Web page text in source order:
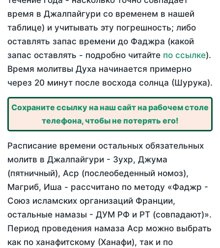
время в Джалпайгури со временем в нашей
таблице) и учитывать эту погрешность; либо
оставлять запас времени до Фаджра (какой
запас оставлять - подробно читайте по ссылке).
Время молитвы Духа начинается примерно
через 20 минут после восхода солнца (Шурука).
Сохраните ссылку на наш сайт на рабочем столе
телефона, чтобы не потерять его!
Расписание времени остальных обязательных
молитв в Джалпайгури - Зухр, Джума
(пятничный), Аср (послеобеденный номоз),
Магриб, Иша - рассчитано по методу «Фаджр -
Союз исламских организаций Франции,
остальные намазы - ДУМ РФ и РТ (совпадают)».
Период проведения намаза Аср можно выбрать
как по ханафитскому (Ханафи), так и по